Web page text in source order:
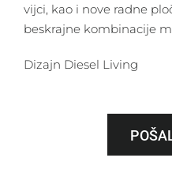
vijci, kao i nove radne
beskrajne kombinacije
Dizajn Diesel Living